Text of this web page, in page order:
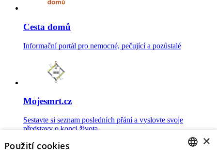
Cesta domů
Informační portál pro nemocné, pečující a pozůstalé
Mojesmrt.cz
Sestavte si seznam posledních přání a vyslovte svoje
představy o konci života
×
Použití cookies